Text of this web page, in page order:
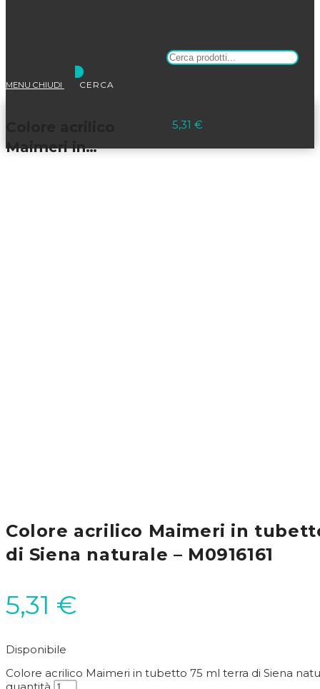
MENU CHIUDI
Maimeri in…
5,31 €
Colore acrilico Maimeri in
di Siena naturale – M0916161
5,31 €
Disponibile
Colore acrilico Maimeri in tubetto 75 ml terra di Siena